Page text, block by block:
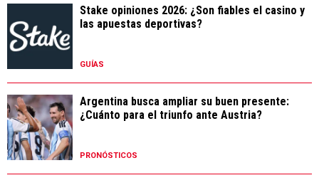
Stake opiniones 2026: ¿Son fiables el casino y
las apuestas deportivas?
GUÍAS
Argentina busca ampliar su buen presente:
¿Cuánto para el triunfo ante Austria?
PRONÓSTICOS